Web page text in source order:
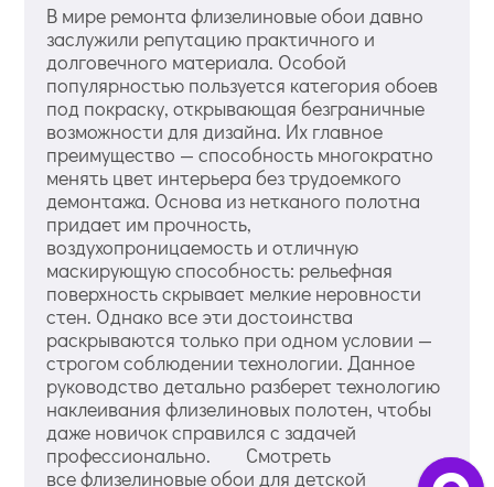
В мире ремонта флизелиновые обои давно
заслужили репутацию практичного и
долговечного материала. Особой
популярностью пользуется категория обоев
под покраску, открывающая безграничные
возможности для дизайна. Их главное
преимущество — способность многократно
менять цвет интерьера без трудоемкого
демонтажа. Основа из нетканого полотна
придает им прочность,
воздухопроницаемость и отличную
маскирующую способность: рельефная
поверхность скрывает мелкие неровности
стен. Однако все эти достоинства
раскрываются только при одном условии —
строгом соблюдении технологии. Данное
руководство детально разберет технологию
наклеивания флизелиновых полотен, чтобы
даже новичок справился с задачей
профессионально. Смотреть
все флизелиновые обои для детской